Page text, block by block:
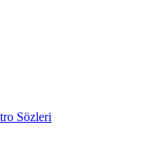
Sözleri